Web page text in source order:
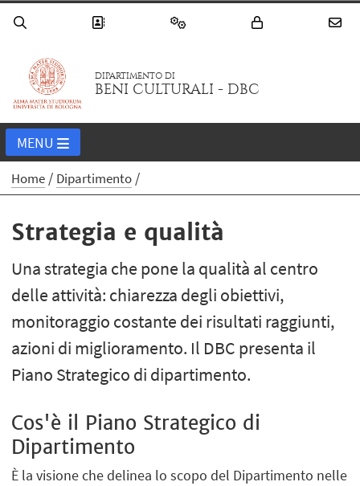
DIPARTIMENTO DI
BENI CULTURALI - DBC
MENU
Home Dipartimento
Strategia e qualità
Una strategia che pone la qualità al centro
delle attività: chiarezza degli obiettivi,
monitoraggio costante dei risultati raggiunti,
azioni di miglioramento. Il DBC presenta il
Piano Strategico di dipartimento.
Cos'è il Piano Strategico di
Dipartimento
È la visione che delinea lo scopo del Dipartimento nelle